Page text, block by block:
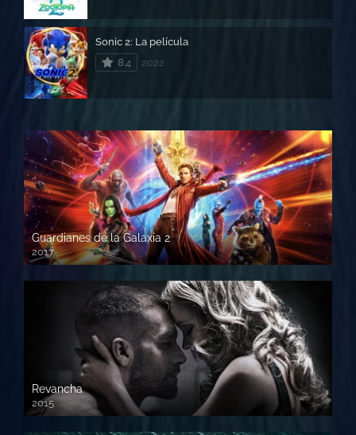
Sonic 2: La película
8.4
2022
Guardianes de la Galaxia 2
2017
720p HD
Revancha
2015
720p HD